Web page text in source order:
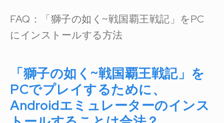
FAQ：「獅子の如く~戦国覇王戦記」をPC
にインストールする方法
「獅子の如く~戦国覇王戦記」を
PCでプレイするために、
Androidエミュレーターのインス